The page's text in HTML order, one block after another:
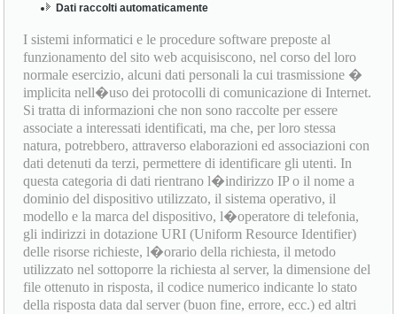
Dati raccolti automaticamente
I sistemi informatici e le procedure software preposte al
funzionamento del sito web acquisiscono, nel corso del loro
normale esercizio, alcuni dati personali la cui trasmissione �
implicita nell�uso dei protocolli di comunicazione di Internet.
Si tratta di informazioni che non sono raccolte per essere
associate a interessati identificati, ma che, per loro stessa
natura, potrebbero, attraverso elaborazioni ed associazioni con
dati detenuti da terzi, permettere di identificare gli utenti. In
questa categoria di dati rientrano l�indirizzo IP o il nome a
dominio del dispositivo utilizzato, il sistema operativo, il
modello e la marca del dispositivo, l�operatore di telefonia,
gli indirizzi in dotazione URI (Uniform Resource Identifier)
delle risorse richieste, l�orario della richiesta, il metodo
utilizzato nel sottoporre la richiesta al server, la dimensione del
file ottenuto in risposta, il codice numerico indicante lo stato
della risposta data dal server (buon fine, errore, ecc.) ed altri